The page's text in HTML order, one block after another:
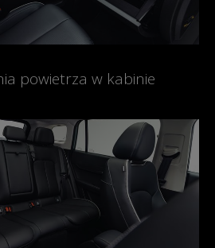
powietrza w kabinie